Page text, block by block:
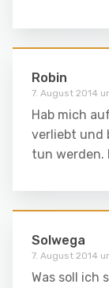
Robin
7. August 2014
Hab mich
verliebt und
tun werden.
Solwega
7. August 2014
Was soll ich